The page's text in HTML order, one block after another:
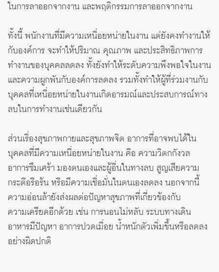
ในการลาออกจากงาน และพฤติกรรมการลาออกจากงาน
ทั้งนี้ พนักงานที่มีความเหนื่อยหน่ายในงาน แต่ยังคงทำงานให้
กับองค์การ จะทำให้ปริมาณ คุณภาพ และประสิทธิภาพการ
ทำงานของบุคคลลดลง ทั้งยังทำให้ระดับความพึงพอใจในงาน
และความผูกพันกับองค์การลดลง รวมทั้งทำให้ผู้ที่ร่วมงานกับ
บุคคลที่เหนื่อยหน่ายในงานเกิดอารมณ์และประสบการณ์ทาง
ลบในการทำงานเช่นเดียวกัน
ส่วนเรื่องสุขภาพกายและสุขภาพจิต อาการที่อาจพบได้ใน
บุคคลที่มีความเหนื่อยหน่ายในงาน คือ ความวิตกกังวล
อาการซึมเศร้า มองตนเองและผู้อื่นในทางลบ สูญเสียความ
กระตือรือร้น หรือมีความเชื่อมั่นในตนเองลดลง นอกจากนี้
ความอ่อนล้ายังส่งผลต่อปัญหาสุขภาพที่เกี่ยวข้องกับ
ความเครียดอีกด้วย เช่น การนอนไม่หลับ ระบบทางเดิน
อาหารมีปัญหา อาการปวดเมื่อย น้ำหนักตัวเพิ่มขึ้นหรือลดลง
อย่างผิดปกติ